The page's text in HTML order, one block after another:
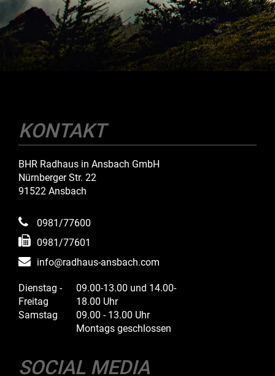
KONTAKT
BHR Radhaus in Ansbach GmbH
Nürnberger Str. 22
91522 Ansbach
0981/77600
0981/77601
info@radhaus-ansbach.com
Dienstag -
Freitag
09.00-13.00 und 14.00-
18.00 Uhr
Samstag
09.00 - 13.00 Uhr
Montags geschlossen
SOCIAL MEDIA